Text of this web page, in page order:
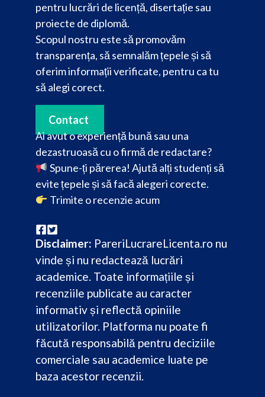
pentru lucrări de licență, disertație sau
proiecte de diplomă.
Scopul nostru este să promovăm
transparența, să semnalăm țepele și să
oferim informații verificate, pentru ca tu
să alegi corect.
Contact
Ai avut o experiență bună sau una
dezastruoasă cu o firmă de redactare?
Spune-ți părerea! Ajută alți studenți să
evite țepele și să facă alegeri corecte.
Trimite o recenzie acum
Disclaimer: PareriLucrareLicenta.ro nu
vinde și nu redactează lucrări
academice. Toate informațiile și
recenziile publicate au caracter
informativ și reflectă opiniile
utilizatorilor. Platforma nu poate fi
făcută responsabilă pentru deciziile
comerciale sau academice luate pe
baza acestor recenzii.